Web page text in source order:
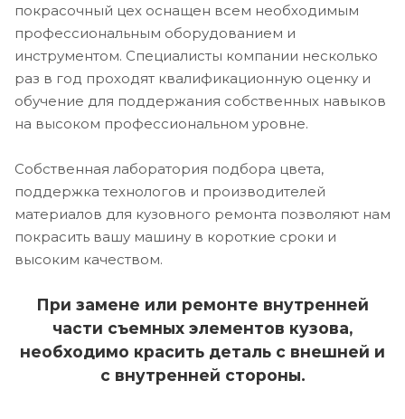
покрасочный цех оснащен всем необходимым
профессиональным оборудованием и
инструментом. Специалисты компании несколько
раз в год проходят квалификационную оценку и
обучение для поддержания собственных навыков
на высоком профессиональном уровне.
Собственная лаборатория подбора цвета,
поддержка технологов и производителей
материалов для кузовного ремонта позволяют нам
покрасить вашу машину в короткие сроки и
высоким качеством.
При замене или ремонте внутренней
части съемных элементов кузова,
необходимо красить деталь с внешней и
с внутренней стороны.